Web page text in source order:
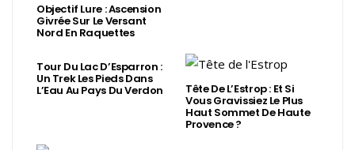
Objectif Lure : Ascension
Givrée Sur Le Versant
Nord En Raquettes
Tour Du Lac D’Esparron :
Un Trek Les Pieds Dans
L’Eau Au Pays Du Verdon Tête De L’Estrop : Et Si
Vous Gravissiez Le Plus
Haut Sommet De Haute
Provence ?